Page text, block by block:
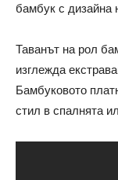
бамбук с дизайна
Таванът на рол
изглежда
Бамбуковото
стил в спалнята